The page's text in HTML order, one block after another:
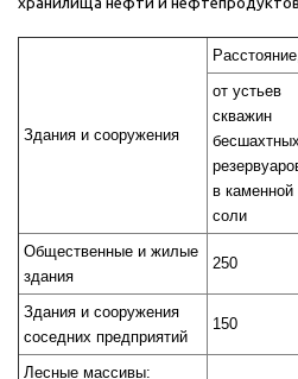
Здания и сооружения
от устьев
скважин
в каменной
соли
Общественные и жилые
здания
250
Здания и сооружения
соседних предприятий
150
Лесные массивы: